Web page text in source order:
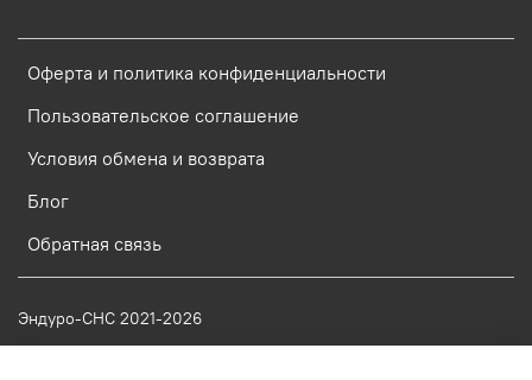
Оферта и политика конфиденциальности
Пользовательское соглашение
Условия обмена и возврата
Блог
Обратная связь
Эндуро-СНС 2021-2026